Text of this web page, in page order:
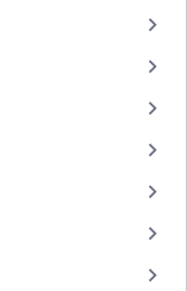
keyboard_arrow_right
keyboard_arrow_right
keyboard_arrow_right
keyboard_arrow_right
keyboard_arrow_right
keyboard_arrow_right
keyboard_arrow_right